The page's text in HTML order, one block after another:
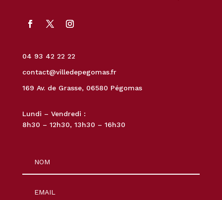
04 93 42 22 22
contact@villedepegomas.fr
169 Av. de Grasse, 06580 Pégomas
Lundi – Vendredi :
8h30 – 12h30, 13h30 – 16h30